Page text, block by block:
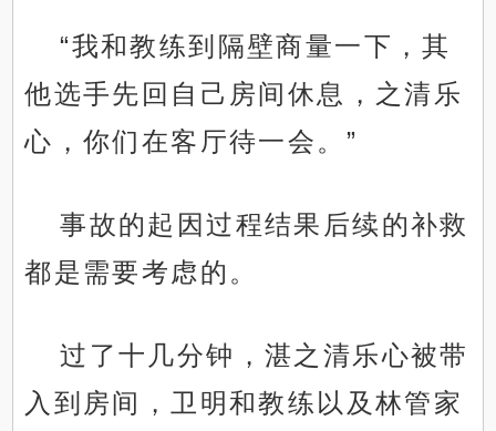
“我和教练到隔壁商量一下，其
他选手先回自己房间休息，之清乐
心，你们在客厅待一会。”
事故的起因过程结果后续的补救
都是需要考虑的。
过了十几分钟，湛之清乐心被带
入到房间，卫明和教练以及林管家